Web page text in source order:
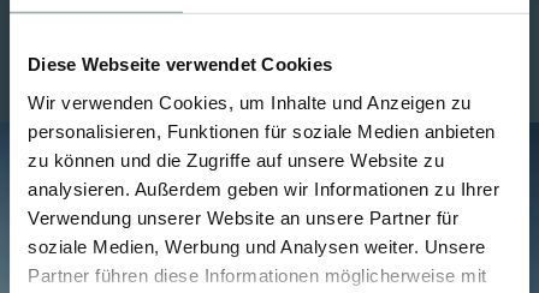
Diese Webseite verwendet Cookies
Wir verwenden Cookies, um Inhalte und Anzeigen zu
personalisieren, Funktionen für soziale Medien anbieten
zu können und die Zugriffe auf unsere Website zu
analysieren. Außerdem geben wir Informationen zu Ihrer
Verwendung unserer Website an unsere Partner für
soziale Medien, Werbung und Analysen weiter. Unsere
Partner führen diese Informationen möglicherweise mit
Zur online Buchung